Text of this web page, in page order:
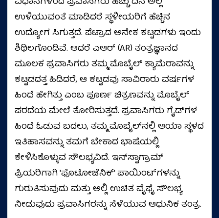
ಉಳಿಯುವಂತೆ ಮಾಡಿದರೆ ಸ್ಥಳೀಯರಿಗೆ ಹೆಚ್ಚಿನ
ಉದ್ಯೋಗ ಸಿಗುತ್ತದೆ. ಪೆಟ್ರಾದ ಅನೇಕ ಕಟ್ಟಡಗಳು ಇಂದು
ಶಿಥಿಲಗೊಂಡಿವೆ. ಆದರೆ ಎಆರ್ (AR) ತಂತ್ರಜ್ಞಾನದ
ಮೂಲಕ ಪ್ರವಾಸಿಗರು ತಮ್ಮ ಮೊಬೈಲ್ ಕ್ಯಾಮೆರಾವನ್ನು
ಕಟ್ಟಡದತ್ತ ಹಿಡಿದರೆ, ಆ ಕಟ್ಟಡವು ಸಾವಿರಾರು ವರ್ಷಗಳ
ಹಿಂದೆ ಹೇಗಿತ್ತು ಎಂಬ ಪೂರ್ಣ ಚಿತ್ರಣವನ್ನು ಮೊಬೈಲ್
ಪರದೆಯ ಮೇಲೆ ತೋರಿಸುತ್ತದೆ. ಪ್ರವಾಸಿಗರು ಗೈಡ್‌ಗಳ
ಹಿಂದೆ ಓಡುವ ಬದಲು, ತಮ್ಮ ಮೊಬೈಲ್‌ನಲ್ಲಿ ಆಯಾ ಸ್ಥಳದ
ಇತಿಹಾಸವನ್ನು ತಮಗೆ ಬೇಕಾದ ಭಾಷೆಯಲ್ಲಿ
ಕೇಳಿಸಿಕೊಳ್ಳುವ ಸೌಲಭ್ಯವಿದೆ. ಇನ್‌ಸ್ಟಾಗ್ರಾಮ್
ಪ್ರಿಯರಿಗಾಗಿ 'ಫೊಟೋಜೆನಿಕ್' ಪಾಯಿಂಟ್‌ಗಳನ್ನು
ಗುರುತಿಸುವುದು ಮತ್ತು ಅಲ್ಲಿ ಉಚಿತ ವೈಫೈ ಸೌಲಭ್ಯ
ನೀಡುವುದು ಪ್ರವಾಸಿಗರನ್ನು ಸೆಳೆಯುವ ಆಧುನಿಕ ತಂತ್ರ.